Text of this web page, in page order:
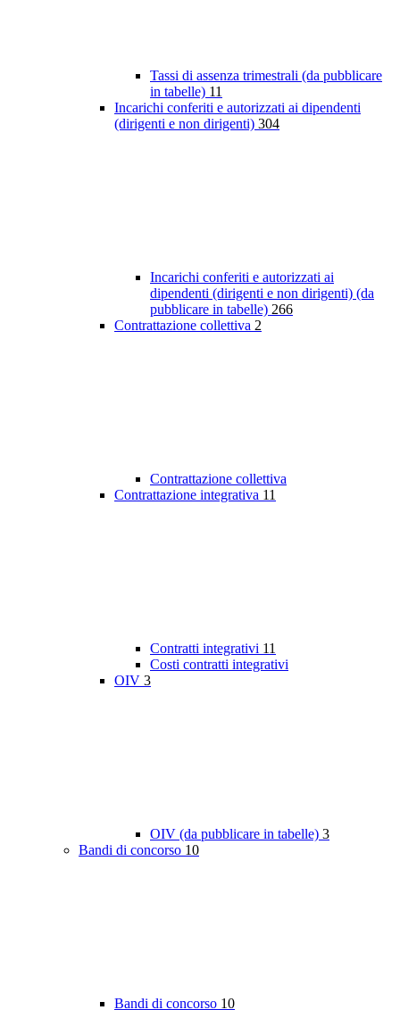
Tassi di assenza trimestrali (da pubblicare
in tabelle) 11
Incarichi conferiti e autorizzati ai dipendenti
(dirigenti e non dirigenti) 304
Incarichi conferiti e autorizzati ai
dipendenti (dirigenti e non dirigenti) (da
pubblicare in tabelle) 266
Contrattazione collettiva 2
Contrattazione collettiva
Contrattazione integrativa 11
Contratti integrativi 11
Costi contratti integrativi
OIV 3
OIV (da pubblicare in tabelle) 3
Bandi di concorso 10
Bandi di concorso 10